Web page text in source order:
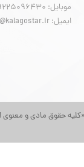
حقوق مادی و معنوی
موبایل: 09225096430
ایمیل: info@kalagostar.ir